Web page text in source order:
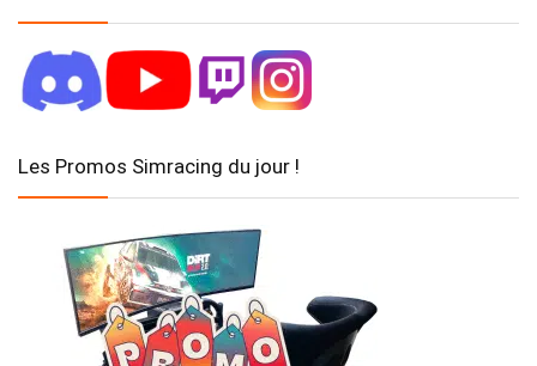
Les Promos Simracing du jour !